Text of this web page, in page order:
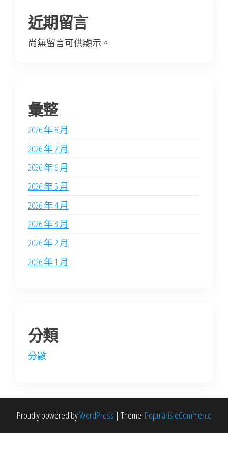
近期留言
尚無留言可供顯示。
彙整
2026 年 8 月
2026 年 7 月
2026 年 6 月
2026 年 5 月
2026 年 4 月
2026 年 3 月
2026 年 2 月
2026 年 1 月
分類
分數
Proudly powered byWordPress | Theme: Popularis eCommerce